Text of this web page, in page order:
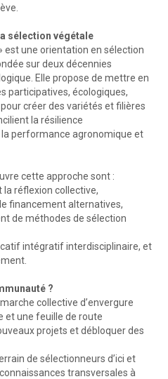
sélection végétale
est une orientation en sélection
sur deux décennies
Elle propose de mettre en
participatives, écologiques,
créer des variétés et filières
la résilience
performance agronomique et
cette approche sont :
la réflexion collective,
financement alternatives,
de méthodes de sélection
intégratif interdisciplinaire, et
?
collective d’envergure
et une feuille de route
projets et débloquer des
de sélectionneurs d’ici et
transversales à